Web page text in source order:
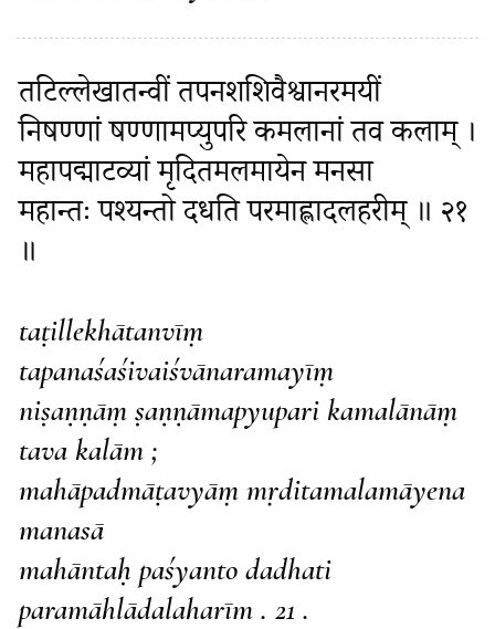
तटिल्लेखातन्वीं तपनशशिवैश्वानरमयीं
निषण्णां षण्णामप्युपरि कमलानां तव कलाम् ।
महापद्माटव्यां मृदितमलमायेन मनसा
महान्तः पश्यन्तो दधति परमाह्लादलहरीम् ॥ २१
॥
taṭillekhātanvīṃ
tapanaśaśivaiśvānaramayīṃ
niṣaṇṇāṃ ṣaṇṇāmapyupari kamalānāṃ
tava kalām ;
mahāpadmāṭavyāṃ mṛditamalamāyena
manasā
mahāntaḥ paśyanto dadhati
paramāhlādalaharīm . 21 .